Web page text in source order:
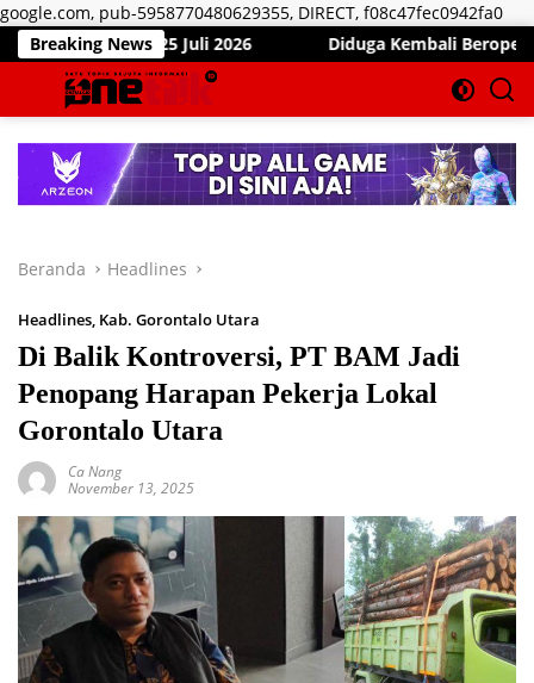
google.com, pub-5958770480629355, DIRECT, f08c47fec0942fa0
ke
Breaking News
Sabtu, 25 Juli 2026 Diduga Kembali Beroperasi,
Beranda Headlines
Headlines, Kab. Gorontalo Utara
Di Balik Kontroversi, PT BAM Jadi
Penopang Harapan Pekerja Lokal
Gorontalo Utara
Ca Nang
November 13, 2025